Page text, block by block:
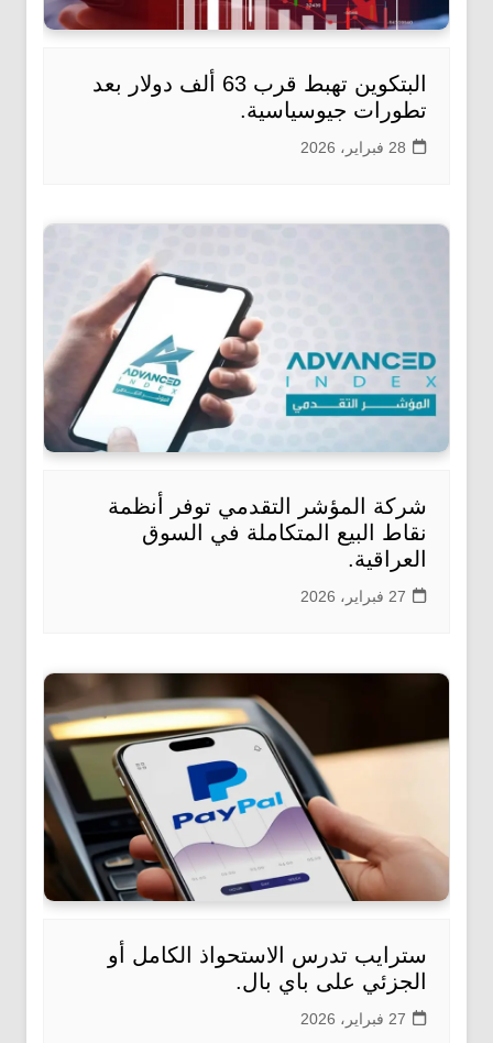
البتكوين تهبط قرب 63 ألف دولار بعد
تطورات جيوسياسية.
28 فبراير، 2026
شركة المؤشر التقدمي توفر أنظمة
نقاط البيع المتكاملة في السوق
العراقية.
27 فبراير، 2026
سترايب تدرس الاستحواذ الكامل أو
الجزئي على باي بال.
27 فبراير، 2026